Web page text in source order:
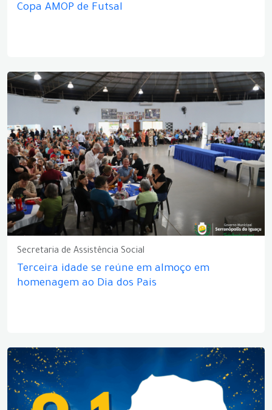
Copa AMOP de Futsal
Secretaria de Assistência Social
Terceira idade se reúne em almoço em
homenagem ao Dia dos Pais